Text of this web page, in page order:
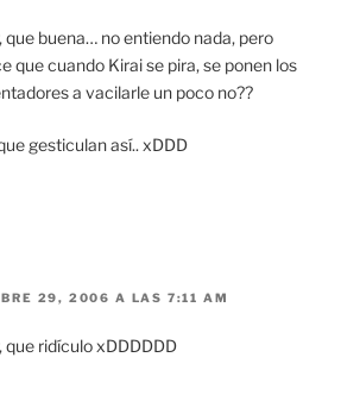
que buena… no entiendo nada, pero
que cuando Kirai se pira, se ponen los
a vacilarle un poco no??
gesticulan así.. xDDD
29, 2006 A LAS 7:11 AM
que ridículo xDDDDDD